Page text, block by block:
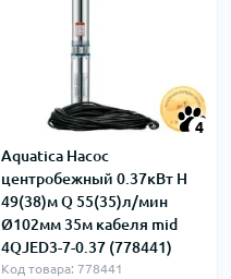
4
Aquatica Насос
центробежный 0.37кВт H
49(38)м Q 55(35)л/мин
Ø102мм 35м кабеля mid
4QJED3-7-0.37 (778441)
Код товара: 778441